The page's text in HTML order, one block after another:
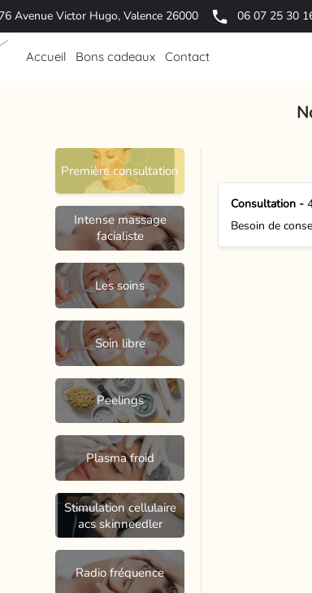
Avenue Victor Hugo, Valence 26000 06 07 25 30
Accueil Bons cadeaux Contact
Première consultation
Intense massage
facialiste
Les soins
Soin libre
Peelings
Plasma froid
Stimulation cellulaire
acs skinneedler
Radio fréquence
Consultation -
Besoin de